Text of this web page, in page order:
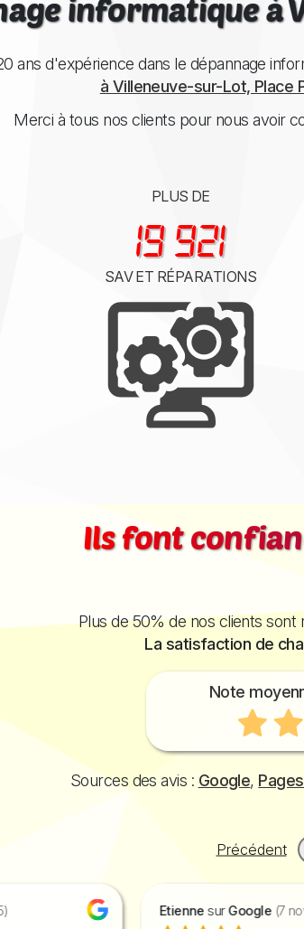
informatique à
ans d'expérience dans le dépannage
à Villeneuve-sur-Lot, Place
Merci à tous nos clients pour nous avoir
PLUS DE
23 000
SAV ET RÉPARATIONS
Ils font
Plus de 50% de nos clients
La satisfaction de
Note
Sources des avis : Google,
Précédent
Etienne surGoogle (7